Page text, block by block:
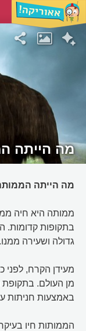
מה הייתה
מה הייתה
ממותה היא חיה
בתקופות קדומות.
גדולה ושעירה ממנו.
מן העולם. בתקופת
באמצעות חניתות
הממותות חיו